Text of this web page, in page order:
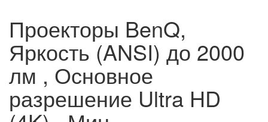
Проекторы BenQ,
Яркость (ANSI) до 2000
лм , Основное
разрешение Ultra HD